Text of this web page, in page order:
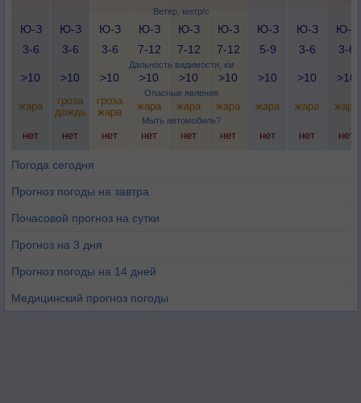
Ветер, метр/с
Дальность видимости, км
Опасные явления
Мыть автомобиль?
Ю-З
3-6
Ю-З
3-6
Ю-З
3-6
Ю-З
7-12
Ю-З
7-12
Ю-З
7-12
Ю-З
5-9
Ю-З
3-6
Ю-З
3-6
>10 >10 >10 >10 >10 >10 >10 >10 >10
жара
гроза
дождь
гроза
жара
жара жара жара жара жара жара
нет нет нет нет нет нет нет нет нет
Погода сегодня
Прогноз погоды на завтра
Почасовой прогноз на сутки
Прогноз на 3 дня
Прогноз погоды на 14 дней
Медицинский прогноз погоды